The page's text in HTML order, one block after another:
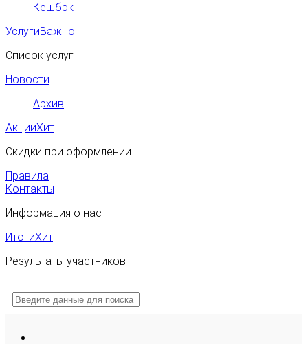
Кешбэк
УслугиВажно
Список услуг
Новости
Архив
АкцииХит
Скидки при оформлении
Правила
Контакты
Информация о нас
ИтогиХит
Результаты участников